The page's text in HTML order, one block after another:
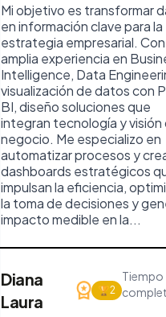
Mi objetivo es transformar
en información clave para la
estrategia empresarial. Con
amplia experiencia en
Intelligence, Data
visualización de datos con
BI, diseño soluciones que
integran tecnología y visión
negocio. Me especializo en
automatizar procesos y
dashboards estratégicos
impulsan la eficiencia,
la toma de decisiones y
impacto medible en la...
Diana
Laura
🏆2
Tiempo